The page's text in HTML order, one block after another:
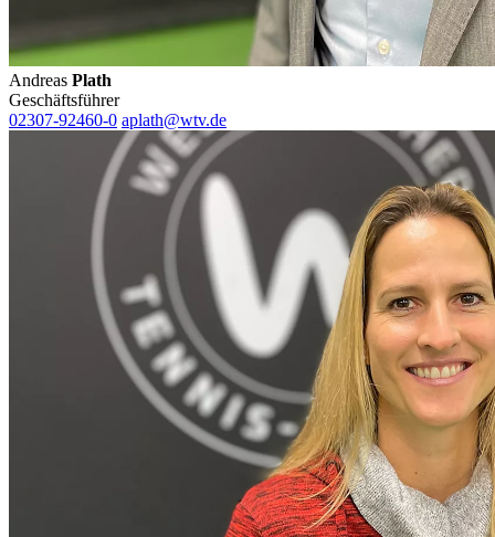
Andreas Plath
Geschäftsführer
02307-92460-0 aplath@wtv.de